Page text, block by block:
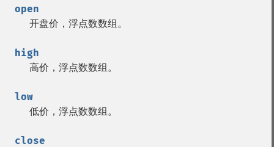
open
开盘价，浮点数数组。
high
高价，浮点数数组。
low
低价，浮点数数组。
close